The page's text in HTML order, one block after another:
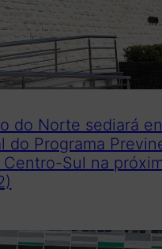
do Norte sediará
do Programa
Centro-Sul na